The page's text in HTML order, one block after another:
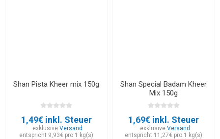
Shan Pista Kheer mix 150g
1,49€ inkl. Steuer
exklusiveVersand
entspricht 9,93€ pro 1 kg(s)
Shan Special Badam Kheer
Mix 150g
1,69€ inkl. Steuer
exklusive Versand
entspricht 11,27€ pro 1 kg(s)